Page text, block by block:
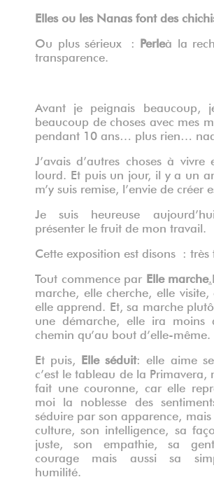
Elles ou les Nanas font des
Ou plus sérieux : Perle à la
transparence.
Avant je peignais beaucoup,
beaucoup de choses avec mes
pendant 10 ans… plus rien…
J’avais d’autres choses à vivre
lourd. Et puis un jour, il y a un
m’y suis remise, l’envie de créer
Je suis heureuse
présenter le fruit de mon travail.
Cette exposition est disons : très
Tout commence par Elle marche
marche, elle cherche, elle visite,
elle apprend. Et, sa marche
une démarche, elle ira moins
chemin qu’au bout d’elle-même.
Et puis, Elle séduit: elle aime
c’est le tableau de la Primavera,
fait une couronne, car elle
moi la noblesse des
séduire par son apparence, mais
culture, son intelligence, sa
juste, son empathie, sa
courage mais aussi sa
humilité.